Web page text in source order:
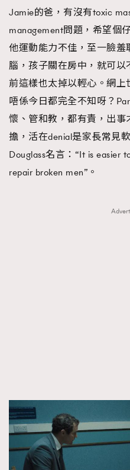
Jamie的爸，有沒有toxic
management問題，希望個
他運動能力不佳，至一臉
腦，孩子關在房中，就可
前這樣也太掉以輕心。網
唔係今日都完全不知呀？
懷、管和教，都有責，出
擔，活在denial是家長常見
Douglass名言：“It is easier
repair broken men”。